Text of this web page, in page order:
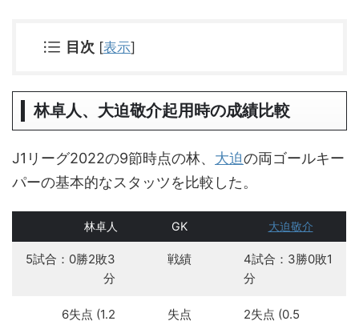
目次 [表示]
林卓人、大迫敬介起用時の成績比較
J1リーグ2022の9節時点の林、 大迫の両ゴールキー
パーの基本的なスタッツを比較した。
林卓人 GK 大迫敬介
5試合：0勝2敗3
分
戦績
4試合：3勝0敗1
分
6失点 (1.2
失点
2失点 (0.5